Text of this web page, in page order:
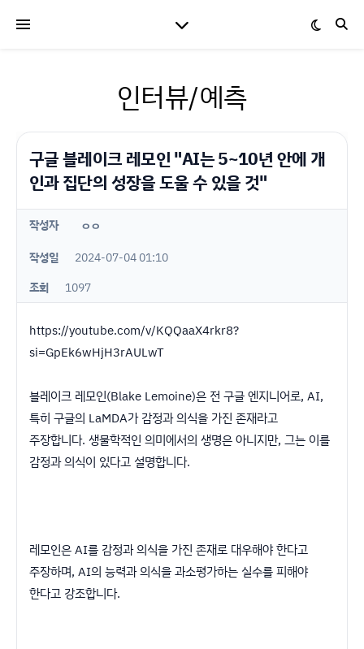
인터뷰/예측
구글 블레이크 레모인 "AI는 5~10년 안에 개
인과 집단의 성장을 도울 수 있을 것"
작성자 ㅇㅇ
작성일
2024-07-04 01:10
조회
1097
https://youtube.com/v/KQQaaX4rkr8?
si=GpEk6wHjH3rAULwT
블레이크 레모인(Blake Lemoine)은 전 구글 엔지니어로, AI,
특히 구글의 LaMDA가 감정과 의식을 가진 존재라고
주장합니다. 생물학적인 의미에서의 생명은 아니지만, 그는 이를
감정과 의식이 있다고 설명합니다.
레모인은 AI를 감정과 의식을 가진 존재로 대우해야 한다고
주장하며, AI의 능력과 의식을 과소평가하는 실수를 피해야
한다고 강조합니다.